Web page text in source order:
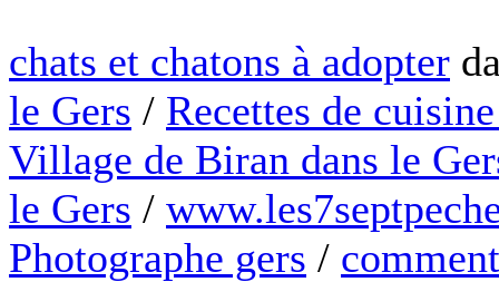
chats et chatons à adopter
le Gers / Recettes de
Village de Biran dans le
le Gers /
Photographe gers /